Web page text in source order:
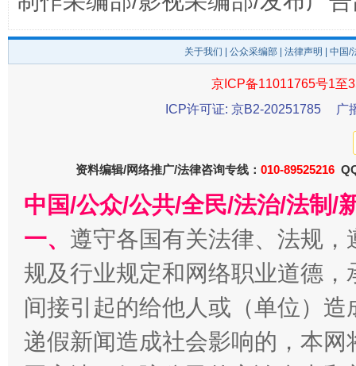
关于我们 公众采编部 法律声明 | 中国
京ICP备11011765号1至
ICP许可证: 京B2-20251785
广
资料编辑/网络推广/法律咨询专线： 010-89525216
中国/公众/公共/全民/法治/法制/
一、 遵守各国有关法律、法规
规及行业规定和网络职业道德
间接引起的给他人或（单位）
递假新闻造成社会影响的，本